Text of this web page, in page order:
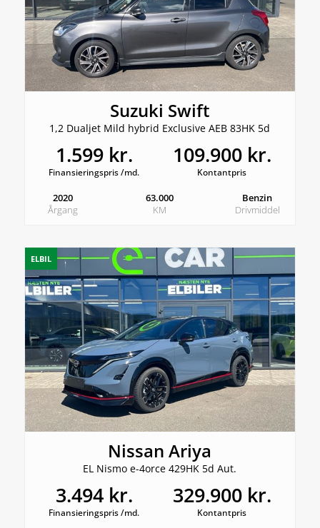
Suzuki Swift
1,2 Dualjet Mild hybrid Exclusive AEB 83HK 5d
1.599 kr.
Finansieringspris /md.
109.900 kr.
Kontantpris
2020
Årgang
63.000
KM
Benzin
Drivmiddel
ELBIL
Nissan Ariya
EL Nismo e-4orce 429HK 5d Aut.
3.494 kr.
Finansieringspris /md.
329.900 kr.
Kontantpris